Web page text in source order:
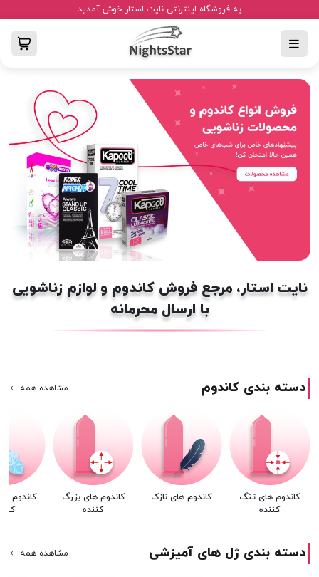
به فروشگاه اینترنتی نایت استار خوش آمدید
نایت استار، مرجع فروش کاندوم و لوازم زناشویی
با ارسال محرمانه
دسته بندی کاندوم مشاهده همه
کاندوم های تنگ
کننده
کاندوم های نازک
کاندوم های بزرگ
کننده
کاندوم
دسته بندی ژل های آمیزشی مشاهده همه